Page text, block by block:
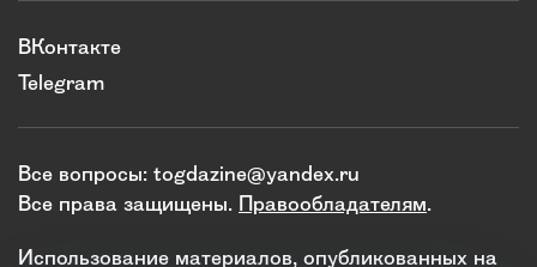
ВКонтакте
Telegram
Все вопросы: togdazine@yandex.ru
Все права защищены. Правообладателям.
Использование материалов, опубликованных на